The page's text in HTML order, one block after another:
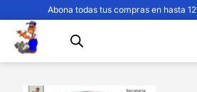
Abona todas tus compras en hasta